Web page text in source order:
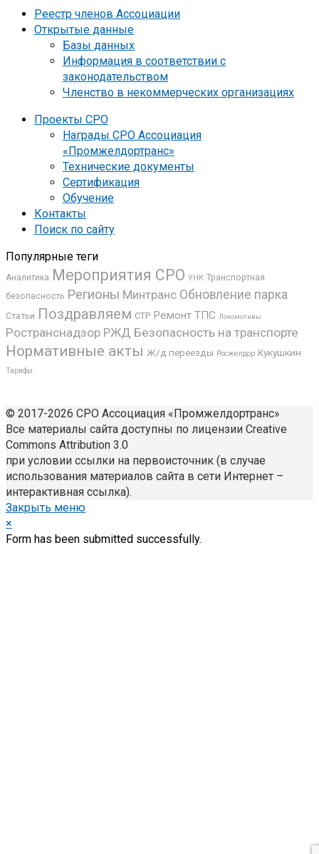
Реестр членов Ассоциации
Открытые данные
Базы данных
Информация в соответствии с
законодательством
Членство в некоммерческих организациях
Проекты СРО
Награды СРО Ассоциация
«Промжелдортранс»
Технические документы
Сертификация
Обучение
Контакты
Поиск по сайту
Популярные теги
Аналитика Мероприятия СРО УНК Транспортная
безопасность Регионы Минтранс Обновление парка
Статьи Поздравляем СТР Ремонт ТПС Локомотивы
Ространснадзор РЖД Безопасность на транспорте
Нормативные акты Ж/д переезды Росжелдор Кукушкин
Тарифы
© 2017-2026 СРО Ассоциация «Промжелдортранс»
Все материалы сайта доступны по лицензии Creative
Commons Attribution 3.0
при условии ссылки на первоисточник (в случае
использования материалов сайта в сети Интернет –
интерактивная ссылка).
Закрыть меню
×
Form has been submitted successfully.